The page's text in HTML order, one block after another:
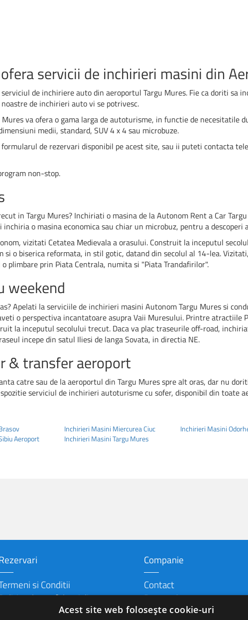
servicii de inchirieri masini din
de inchiriere auto din aeroportul Targu Mures. Fie ca doriti sa
de inchirieri auto vi se potrivesc.
va ofera o gama larga de autoturisme, in functie de necesitatile
medii, standard, SUV 4 x 4 sau microbuze.
de rezervari disponibil pe acest site, sau ii puteti contacta
non-stop.
in Targu Mures? Inchiriati o masina de la Autonom Rent a Car
o masina economica sau chiar un microbuz, pentru a
vizitati Cetatea Medievala a orasului. Construit la inceputul
o biserica reformata, in stil gotic, datand din secolul al 14-lea.
plimbare prin Piata Centrala, numita si "Piata Trandafirilor".
weekend
Apelati la serviciile de inchirieri masini Autonom Targu Mures si
o perspectiva incantatoare asupra Vaii Muresului. Printre atractiile
la inceputul secolului trecut. Daca va plac traseurile off-road,
incepe din satul Iliesi de langa Sovata, in directia NE.
& transfer aeroport
catre sau de la aeroportul din Targu Mures spre alt oras, dar nu
serviciul de inchirieri autoturisme cu sofer, disponibil din toate
Inchirieri Masini Miercurea Ciuc
Inchirieri Masini
Aeroport Inchirieri Masini Targu Mures
si Conditii
de confidențialitate
Politica de livrare si anulare
Companie
Contact
Despre Autonom
Blog
Acest site web folosește cookie-uri